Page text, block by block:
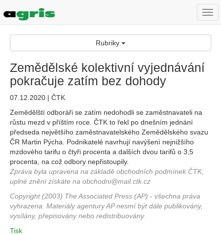
Rubriky
Zemědělské kolektivní vyjednávání
pokračuje zatím bez dohody
07.12.2020 | ČTK
Zemědělští odboráři se zatím nedohodli se zaměstnavateli na
růstu mezd v příštím roce. ČTK to řekl po dnešním jednání
předseda největšího zaměstnavatelského Zemědělského svazu
ČR Martin Pýcha. Podnikatelé navrhují navýšení nejnižšího
mzdového tarifu o čtyři procenta a dalších dvou tarifů o 3,5
procenta, na což odbory nepřistoupily.
Zpráva byla upravena na základě obchodních podmínek ČTK,
uplné znění získáte na obchodni@mail.ctk.cz
Copyright (2003) The Associated Press (AP) - všechna práva
vyhrazena. Materiály agentury AP nesmí být dále publikovány,
vysílány, přepisovány nebo redistribuovány.
Tisk